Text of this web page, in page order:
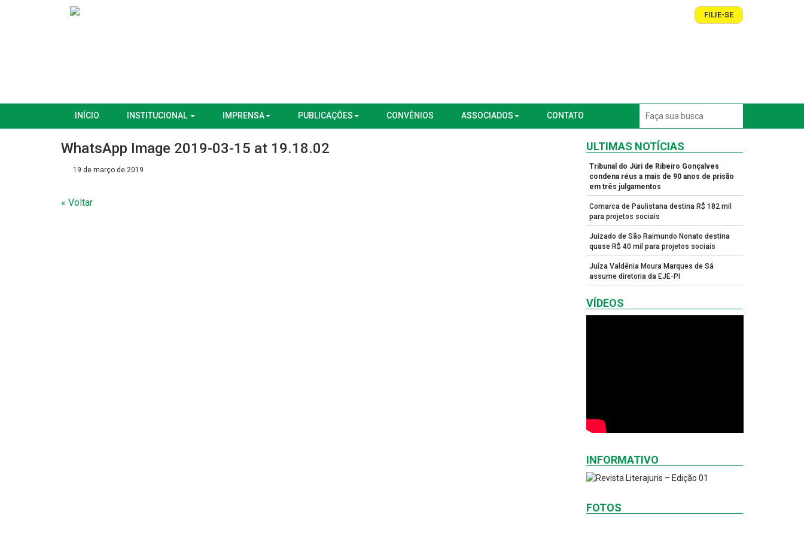
FILIE-SE
INÍCIO INSTITUCIONAL IMPRENSA PUBLICAÇÕES CONVÊNIOS ASSOCIADOS CONTATO
WhatsApp Image 2019-03-15 at 19.18.02
19 de março de 2019
« Voltar
ULTIMAS NOTÍCIAS
Tribunal do Júri de Ribeiro Gonçalves
condena réus a mais de 90 anos de prisão
em três julgamentos
Comarca de Paulistana destina R$ 182 mil
para projetos sociais
Juizado de São Raimundo Nonato destina
quase R$ 40 mil para projetos sociais
Juíza Valdênia Moura Marques de Sá
assume diretoria da EJE-PI
VÍDEOS
INFORMATIVO
FOTOS